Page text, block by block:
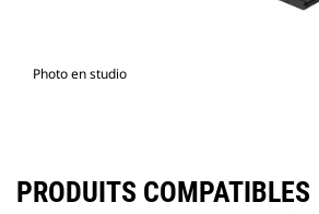
Photo en studio
PRODUITS COMPATIBLES